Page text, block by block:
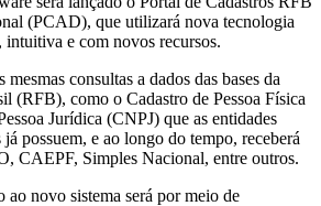
(PCAD), que utilizará nova tecnologia
e com novos recursos.
consultas a dados das bases da
(RFB), como o Cadastro de Pessoa Física
Jurídica (CNPJ) que as entidades
possuem, e ao longo do tempo, receberá
CAEPF, Simples Nacional, entre outros.
ao novo sistema será por meio de